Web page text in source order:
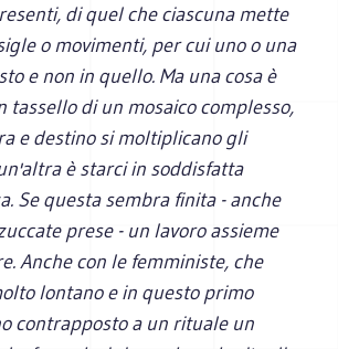
di quel che ciascuna mette
o movimenti, per cui uno o una
e non in quello. Ma una cosa è
tassello di un mosaico complesso,
e destino si moltiplicano gli
è starci in soddisfatta
Se questa sembra finita - anche
prese - un lavoro assieme
Anche con le femministe, che
lontano e in questo primo
contrapposto a un rituale un